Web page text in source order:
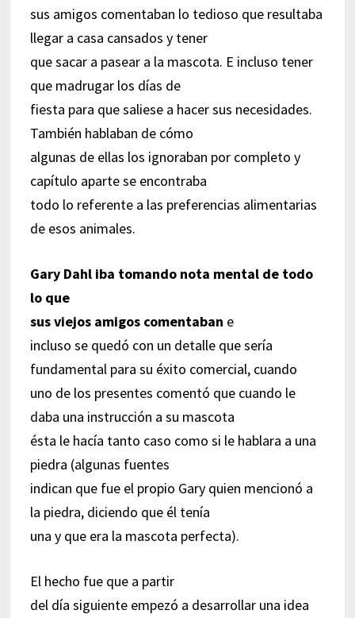
sus amigos comentaban lo tedioso que resultaba
llegar a casa cansados y tener
que sacar a pasear a la mascota. E incluso tener
que madrugar los días de
fiesta para que saliese a hacer sus necesidades.
También hablaban de cómo
algunas de ellas los ignoraban por completo y
capítulo aparte se encontraba
todo lo referente a las preferencias alimentarias
de esos animales.
Gary Dahl iba tomando nota mental de todo
lo que
sus viejos amigos comentaban e
incluso se quedó con un detalle que sería
fundamental para su éxito comercial, cuando
uno de los presentes comentó que cuando le
daba una instrucción a su mascota
ésta le hacía tanto caso como si le hablara a una
piedra (algunas fuentes
indican que fue el propio Gary quien mencionó a
la piedra, diciendo que él tenía
una y que era la mascota perfecta).
El hecho fue que a partir
del día siguiente empezó a desarrollar una idea